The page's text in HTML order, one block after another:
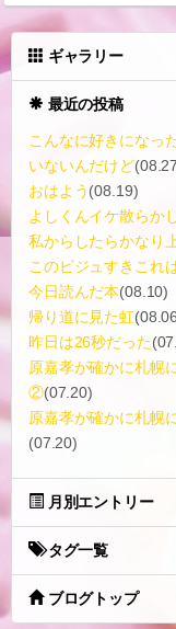
ギャラリー
最近の投稿
こんなに好きになっ
いないんだけど
おはよう(08.19)
よしくんイケ散らか
私からしたらかなり
このビジュすきこれ
今日読んだ本(08.10)
帰り道に見た虹
昨日は26秒だった
原嘉孝が確かに札幌
②(07.20)
原嘉孝が確かに札幌
(07.20)
月別エントリー
タグ一覧
ブログトップ